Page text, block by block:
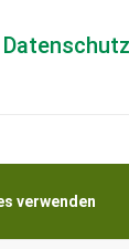
verwenden
Land-